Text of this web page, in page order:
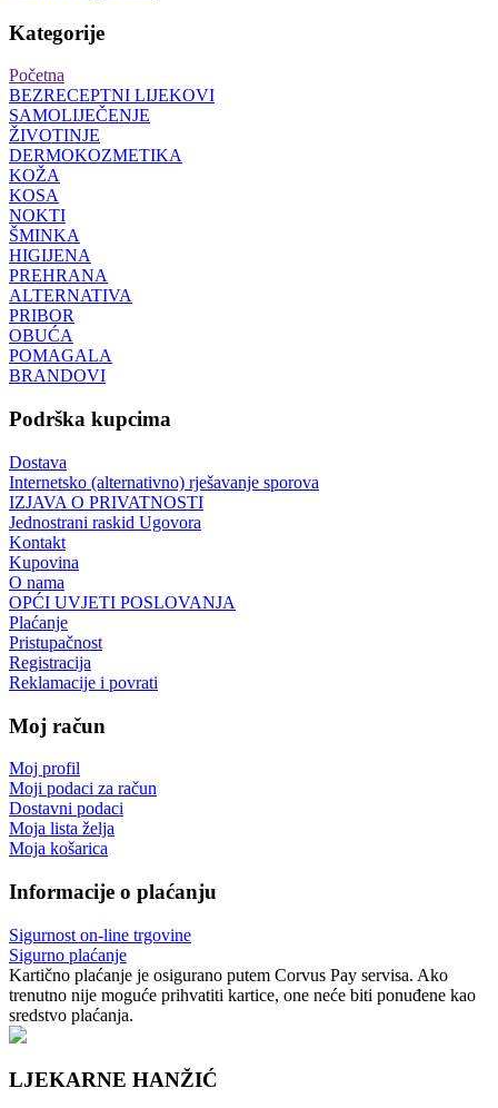
Kategorije
Početna
BEZRECEPTNI LIJEKOVI
SAMOLIJEČENJE
ŽIVOTINJE
DERMOKOZMETIKA
KOŽA
KOSA
NOKTI
ŠMINKA
HIGIJENA
PREHRANA
ALTERNATIVA
PRIBOR
OBUĆA
POMAGALA
BRANDOVI
Podrška kupcima
Dostava
Internetsko (alternativno) rješavanje sporova
IZJAVA O PRIVATNOSTI
Jednostrani raskid Ugovora
Kontakt
Kupovina
O nama
OPĆI UVJETI POSLOVANJA
Plaćanje
Pristupačnost
Registracija
Reklamacije i povrati
Moj račun
Moj profil
Moji podaci za račun
Dostavni podaci
Moja lista želja
Moja košarica
Informacije o plaćanju
Sigurnost on-line trgovine
Sigurno plaćanje
Kartično plaćanje je osigurano putem Corvus Pay servisa. Ako
trenutno nije moguće prihvatiti kartice, one neće biti ponuđene kao
sredstvo plaćanja.
LJEKARNE HANŽIĆ